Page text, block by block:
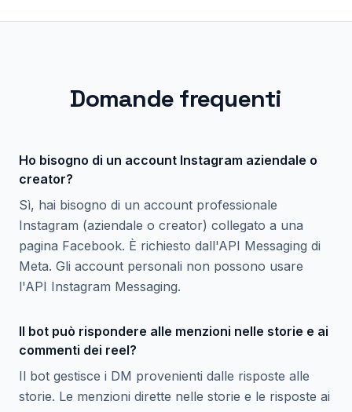
Domande frequenti
Ho bisogno di un account Instagram aziendale o
creator?
Sì, hai bisogno di un account professionale
Instagram (aziendale o creator) collegato a una
pagina Facebook. È richiesto dall'API Messaging di
Meta. Gli account personali non possono usare
l'API Instagram Messaging.
Il bot può rispondere alle menzioni nelle storie e ai
commenti dei reel?
Il bot gestisce i DM provenienti dalle risposte alle
storie. Le menzioni dirette nelle storie e le risposte ai